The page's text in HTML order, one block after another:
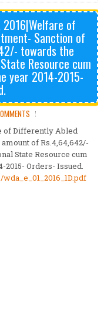
2016|Welfare of
Sanction of
towards the
Resource cum
year 2014-2015-
of Differently Abled
of Rs.4,64,642/-
State Resource cum
Orders- Issued.
2016_1D.pdf